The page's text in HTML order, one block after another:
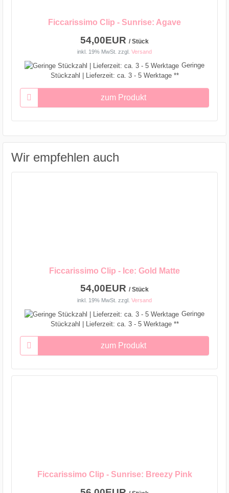
Ficcarissimo Clip - Sunrise: Agave
54,00EUR / Stück
inkl. 19% MwSt. zzgl. Versand
Geringe
Stückzahl | Lieferzeit: ca. 3 - 5 Werktage **
zum Produkt
Wir empfehlen auch
Ficcarissimo Clip - Ice: Gold Matte
54,00EUR / Stück
inkl. 19% MwSt. zzgl. Versand
Geringe
Stückzahl | Lieferzeit: ca. 3 - 5 Werktage **
zum Produkt
Ficcarissimo Clip - Sunrise: Breezy Pink